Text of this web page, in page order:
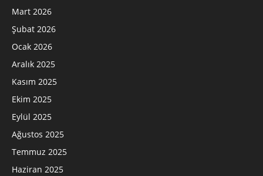
Mart 2026
Şubat 2026
Ocak 2026
Aralık 2025
Kasım 2025
Ekim 2025
Eylül 2025
Ağustos 2025
Temmuz 2025
Haziran 2025